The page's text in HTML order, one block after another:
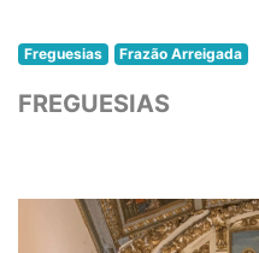
Freguesias Frazão Arreigada
FREGUESIAS